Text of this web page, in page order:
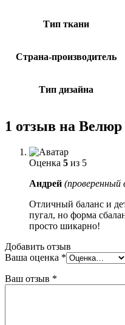
Тип ткани
Страна-производитель
Тип дизайна
1 отзыв на Велюр
Оценка 5 из 5
Андрей (проверенный
Отличный баланс и
пугал, но форма
просто шикарно!
Добавить отзыв
Ваша оценка *
Ваш отзыв *